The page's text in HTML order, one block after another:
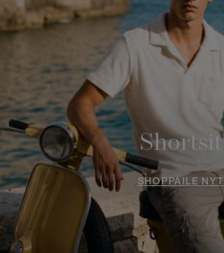
Shortsit
SHOPPAILE NYT